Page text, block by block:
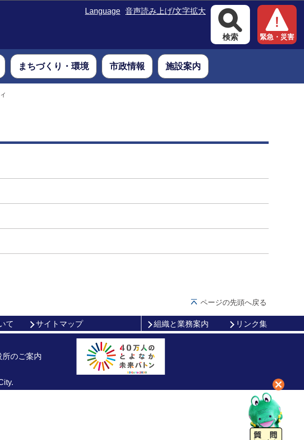
Language 音声読み上げ/文字拡大
検索 緊急・災害
まちづくり・環境 市政情報 施設案内
ページの先頭へ戻る
て サイトマップ 組織と業務案内 リンク集
所のご案内